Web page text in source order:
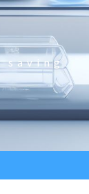
saving.